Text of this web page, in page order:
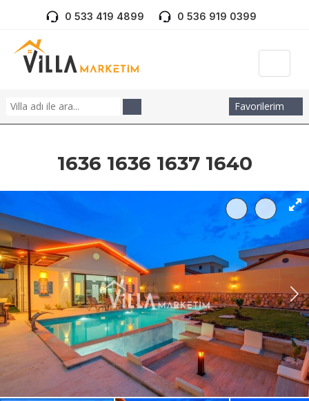
0 533 419 4899 0 536 919 0399
Favorilerim
1636 1636 1637 1640